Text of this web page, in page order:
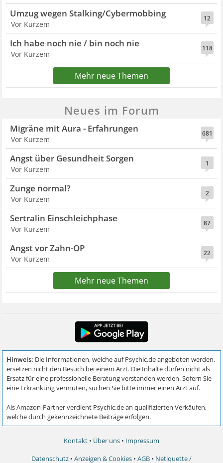
12
Umzug wegen Stalking/Cybermobbing
Vor Kurzem
118
Ich habe noch nie / bin noch nie
Vor Kurzem
Mehr neue Themen
Neues im Forum
681
Migräne mit Aura - Erfahrungen
Vor Kurzem
1
Angst über Gesundheit Sorgen
Vor Kurzem
2
Zunge normal?
Vor Kurzem
87
Sertralin Einschleichphase
Vor Kurzem
22
Angst vor Zahn-OP
Vor Kurzem
Mehr neue Themen
Kontakt • Über uns • Impressum
Datenschutz • Anzeigen & Cookies • AGB • Netiquette /